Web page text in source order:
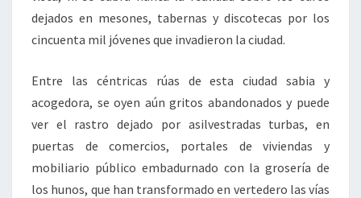
dejados en mesones, tabernas y discotecas por los
cincuenta mil jóvenes que invadieron la ciudad.
Entre las céntricas rúas de esta ciudad sabia y
acogedora, se oyen aún gritos abandonados y puede
ver el rastro dejado por asilvestradas turbas, en
puertas de comercios, portales de viviendas y
mobiliario público embadurnado con la grosería de
los hunos, que han transformado en vertedero las vías